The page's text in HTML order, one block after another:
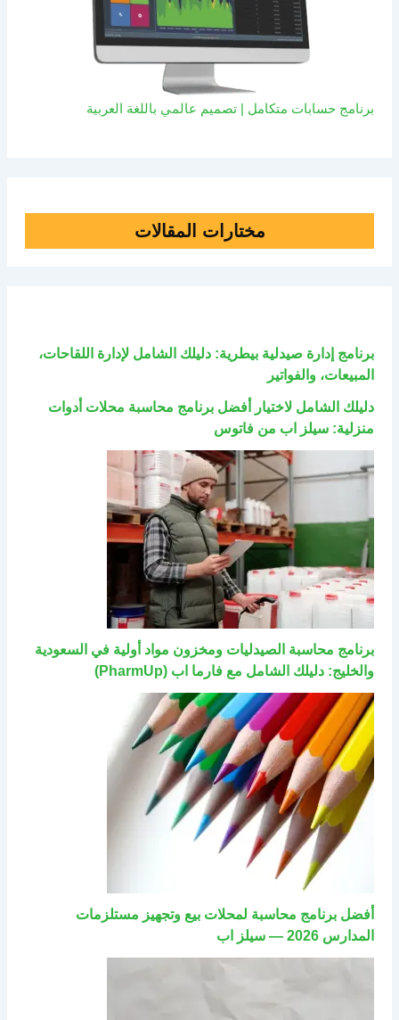
برنامج حسابات متكامل | تصميم عالمي باللغة العربية
مختارات المقالات
برنامج إدارة صيدلية بيطرية: دليلك الشامل لإدارة اللقاحات،
المبيعات، والفواتير
دليلك الشامل لاختيار أفضل برنامج محاسبة محلات أدوات
منزلية: سيلز اب من فاتوس
برنامج محاسبة الصيدليات ومخزون مواد أولية في السعودية
والخليج: دليلك الشامل مع فارما اب (PharmUp)
أفضل برنامج محاسبة لمحلات بيع وتجهيز مستلزمات
المدارس 2026 — سيلز اب